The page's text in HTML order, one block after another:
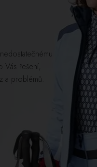
Vás řešení,
a problémů.